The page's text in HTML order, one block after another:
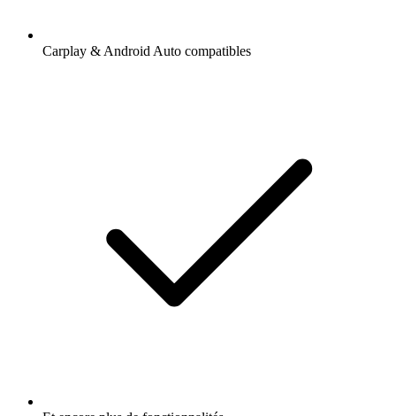
Carplay & Android Auto compatibles